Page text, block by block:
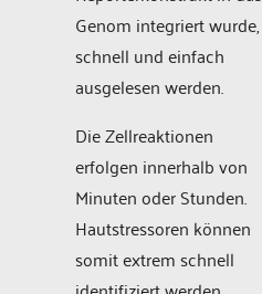
Genom integriert wurde,
schnell und einfach
ausgelesen werden.
Die Zellreaktionen
erfolgen innerhalb von
Minuten oder Stunden.
Hautstressoren können
somit extrem schnell